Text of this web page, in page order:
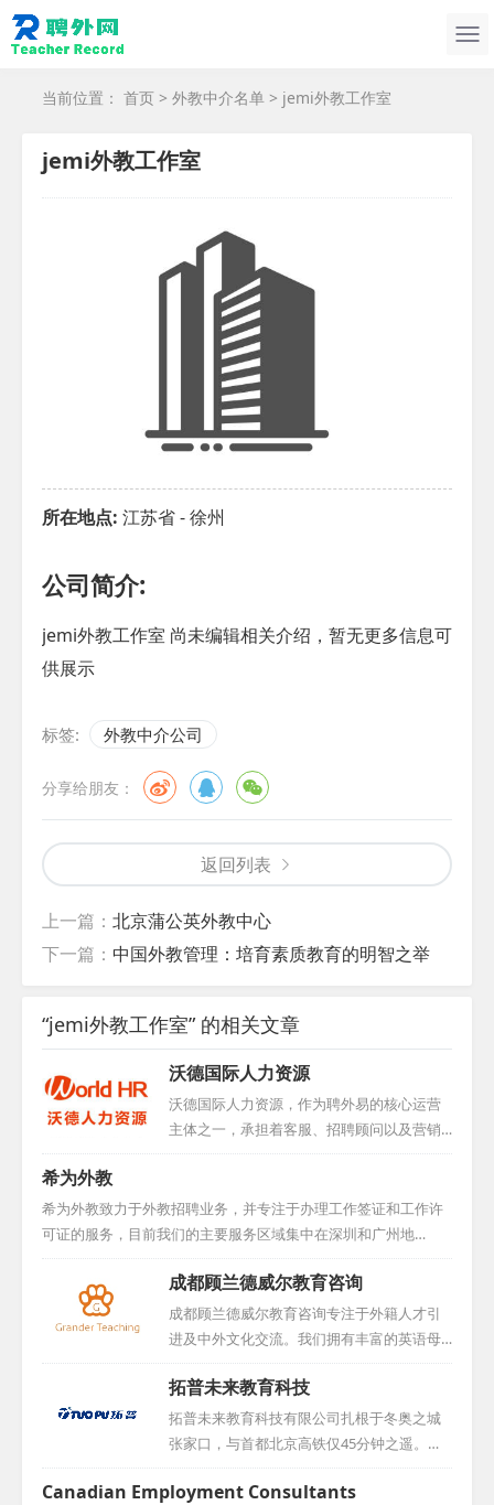
当前位置： 首页 > 外教中介名单 > jemi外教工作室
jemi外教工作室
所在地点: 江苏省 - 徐州
公司简介:
jemi外教工作室 尚未编辑相关介绍，暂无更多信息可
供展示
标签: 外教中介公司
分享给朋友：
返回列表
上一篇： 北京蒲公英外教中心
下一篇： 中国外教管理：培育素质教育的明智之举
“jemi外教工作室” 的相关文章
沃德国际人力资源
沃德国际人力资源，作为聘外易的核心运营
主体之一，承担着客服、招聘顾问以及营销
团队等多重职责。凭借其在人力资源领域的
才招聘行业优秀示范企业称号，同时积极与
学校展开合作，为行业输送优秀人才。...
希为外教
希为外教致力于外教招聘业务，并专注于办理工作签证和工作许
可证的服务，目前我们的主要服务区域集中在深圳和广州地
区。...
成都顾兰德威尔教育咨询
成都顾兰德威尔教育咨询专注于外籍人才引
进及中外文化交流。我们拥有丰富的英语母
语外籍人才资源，这些人才大多来自英美等
国家，并且多数未曾踏足中国，易于融入并
适应新环境。多年的积累使我们与众多国外
机构和个人建立了紧密合作关系，确保能够
长期稳定地提供优秀人才。我们的服务收费
合理，符合市场行情。如果您有招聘需求，
拓普未来教育科技
拓普未来教育科技有限公司扎根于冬奥之城
张家口，与首都北京高铁仅45分钟之遥。我
们致力于协助公立学校、私立培训机构、企
事业单位及政府部门引进各类高端外国人
Canadian Employment Consultants